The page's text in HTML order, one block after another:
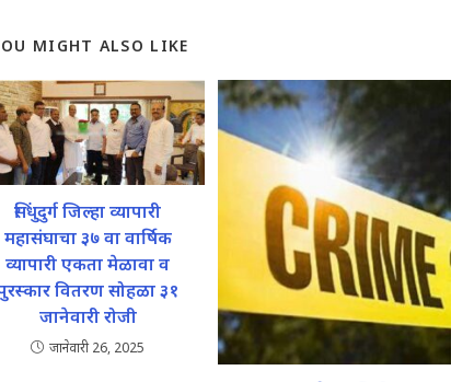
MIGHT ALSO LIKE
सिंधुदुर्ग जिल्हा व्यापारी
महासंघाचा ३७ वा वार्षिक
व्यापारी एकता मेळावा व
वितरण सोहळा ३१
जानेवारी रोजी
जानेवारी 26, 2025